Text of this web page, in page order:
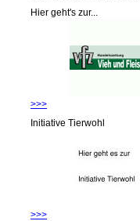
Hier geht's zur...
>>>
Initiative Tierwohl
>>>